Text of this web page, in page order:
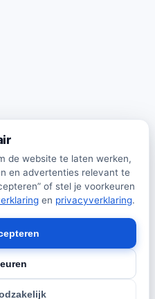
de website te laten werken,
en advertenties relevant te
of stel je voorkeuren
en privacyverklaring.